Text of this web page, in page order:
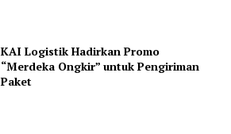
KAI Logistik Hadirkan Promo
“Merdeka Ongkir” untuk Pengiriman
Paket